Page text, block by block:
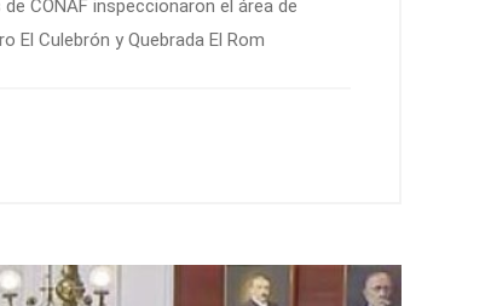
CONAF inspeccionaron el área de
El Culebrón y Quebrada El Rom